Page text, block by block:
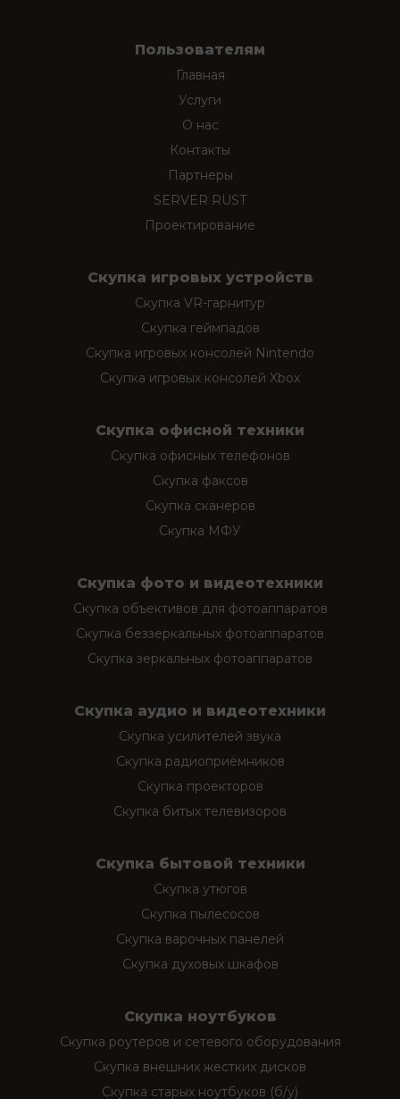
Пользователям
Главная
Услуги
О нас
Контакты
Партнеры
SERVER RUST
Проектирование
Скупка игровых устройств
Скупка VR-гарнитур
Скупка геймпадов
Скупка игровых консолей Nintendo
Скупка игровых консолей Xbox
Скупка офисной техники
Скупка офисных телефонов
Скупка факсов
Скупка сканеров
Скупка МФУ
Скупка фото и видеотехники
Скупка объективов для фотоаппаратов
Скупка беззеркальных фотоаппаратов
Скупка зеркальных фотоаппаратов
Скупка аудио и видеотехники
Скупка усилителей звука
Скупка радиоприёмников
Скупка проекторов
Скупка битых телевизоров
Скупка бытовой техники
Скупка утюгов
Скупка пылесосов
Скупка варочных панелей
Скупка духовых шкафов
Скупка ноутбуков
Скупка роутеров и сетевого оборудования
Скупка внешних жестких дисков
Скупка старых ноутбуков (б/у)